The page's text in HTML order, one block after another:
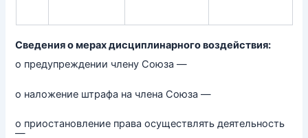
Сведения о мерах дисциплинарного воздействия:
о предупреждении члену Союза —
о наложение штрафа на члена Союза —
о приостановление права осуществлять деятельность
—